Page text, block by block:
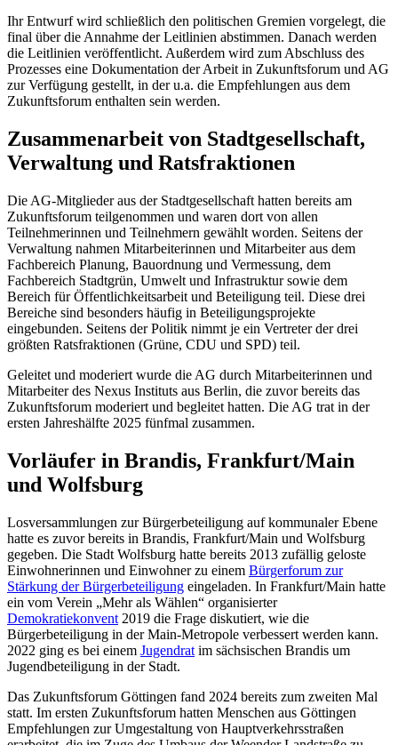
Ihr Entwurf wird schließlich den politischen Gremien vorgelegt, die
final über die Annahme der Leitlinien abstimmen. Danach werden
die Leitlinien veröffentlicht. Außerdem wird zum Abschluss des
Prozesses eine Dokumentation der Arbeit in Zukunftsforum und AG
zur Verfügung gestellt, in der u.a. die Empfehlungen aus dem
Zukunftsforum enthalten sein werden.
Zusammenarbeit von Stadtgesellschaft,
Verwaltung und Ratsfraktionen
Die AG-Mitglieder aus der Stadtgesellschaft hatten bereits am
Zukunftsforum teilgenommen und waren dort von allen
Teilnehmerinnen und Teilnehmern gewählt worden. Seitens der
Verwaltung nahmen Mitarbeiterinnen und Mitarbeiter aus dem
Fachbereich Planung, Bauordnung und Vermessung, dem
Fachbereich Stadtgrün, Umwelt und Infrastruktur sowie dem
Bereich für Öffentlichkeitsarbeit und Beteiligung teil. Diese drei
Bereiche sind besonders häufig in Beteiligungsprojekte
eingebunden. Seitens der Politik nimmt je ein Vertreter der drei
größten Ratsfraktionen (Grüne, CDU und SPD) teil.
Geleitet und moderiert wurde die AG durch Mitarbeiterinnen und
Mitarbeiter des Nexus Instituts aus Berlin, die zuvor bereits das
Zukunftsforum moderiert und begleitet hatten. Die AG trat in der
ersten Jahreshälfte 2025 fünfmal zusammen.
Vorläufer in Brandis, Frankfurt/Main
und Wolfsburg
Losversammlungen zur Bürgerbeteiligung auf kommunaler Ebene
hatte es zuvor bereits in Brandis, Frankfurt/Main und Wolfsburg
gegeben. Die Stadt Wolfsburg hatte bereits 2013 zufällig geloste
Einwohnerinnen und Einwohner zu einem Bürgerforum zur
Stärkung der Bürgerbeteiligung eingeladen. In Frankfurt/Main hatte
ein vom Verein „Mehr als Wählen“ organisierter
Demokratiekonvent 2019 die Frage diskutiert, wie die
Bürgerbeteiligung in der Main-Metropole verbessert werden kann.
2022 ging es bei einem Jugendrat im sächsischen Brandis um
Jugendbeteiligung in der Stadt.
Das Zukunftsforum Göttingen fand 2024 bereits zum zweiten Mal
statt. Im ersten Zukunftsforum hatten Menschen aus Göttingen
Empfehlungen zur Umgestaltung von Hauptverkehrsstraßen